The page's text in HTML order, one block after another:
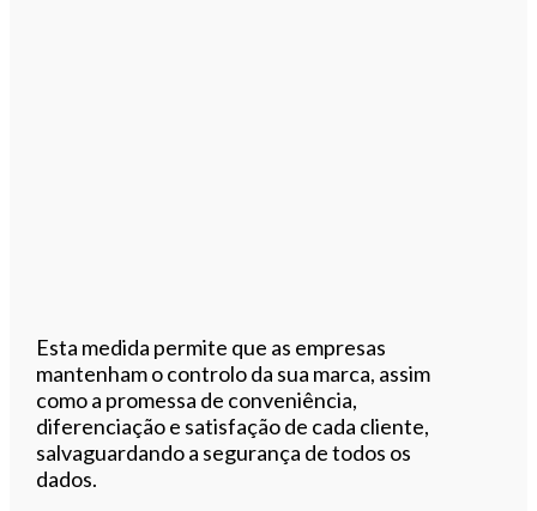
Esta medida permite que as empresas
mantenham o controlo da sua marca, assim
como a promessa de conveniência,
diferenciação e satisfação de cada cliente,
salvaguardando a segurança de todos os
dados.